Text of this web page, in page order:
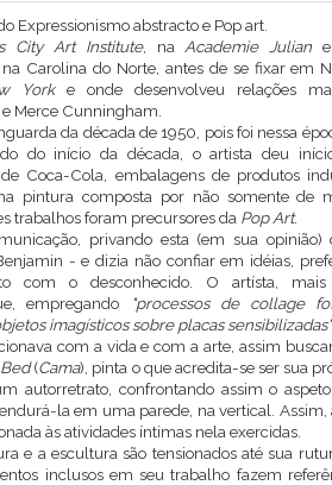
Expressionismo abstracto e Pop art.
City Art Institute, na Academie Julian
Carolina do Norte, antes de se fixar em
Yorke onde desenvolveu relações
Merce Cunningham.
da década de 1950, pois foi nessa
do início da década, o artista deu
Coca-Cola, embalagens de produtos
pintura composta por não somente de
trabalhos foram precursores da Pop Art.
privando esta (em sua opinião)
- e dizia não confiar em idéias,
com o desconhecido. O artísta,
empregando
"processos de collage
imagísticos sobre placas sensibilizadas"
com a vida e com a arte, assim
Bed(Cama), pinta o que acredita-se ser sua
autorretrato, confrontando assim o
la em uma parede, na vertical. Assim,
às atividades íntimas nela exercidas.
e a escultura são tensionados até sua
inclusos em seu trabalho fazem